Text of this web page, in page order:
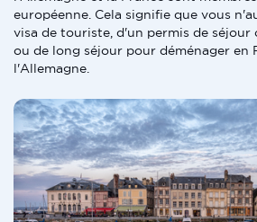
européenne. Cela signifie que vous
visa de touriste, d'un permis de séjour
ou de long séjour pour déménager en
l'Allemagne.